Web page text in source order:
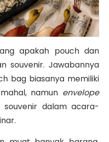
apakah pouch dan
souvenir. Jawabannya
bag biasanya memiliki
namun envelope
dalam acara-